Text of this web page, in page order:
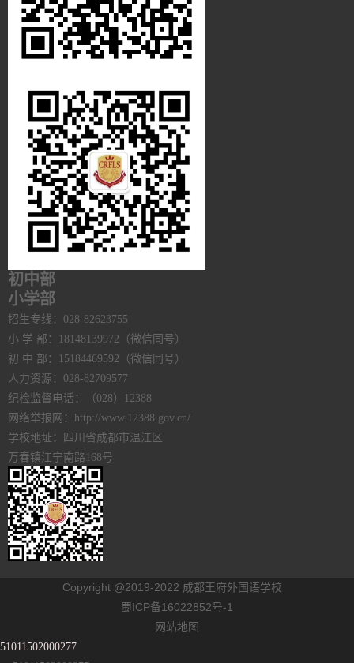
初中部
小学部
招生专线：028-82623755
小 学 部：18148139972（微信同号）
初 中 部：15184469592（微信同号）
人力资源：028-82709577
纪检监督电话：（028）12388
网络举报网：http://www.12388.gov.cn/
学校地址：四川省成都市温江区
万春镇江宁南路168号
Copyright @2019-2022 成都王府外国语学校
蜀ICP备16022852号-1
网站地图
51011502000277